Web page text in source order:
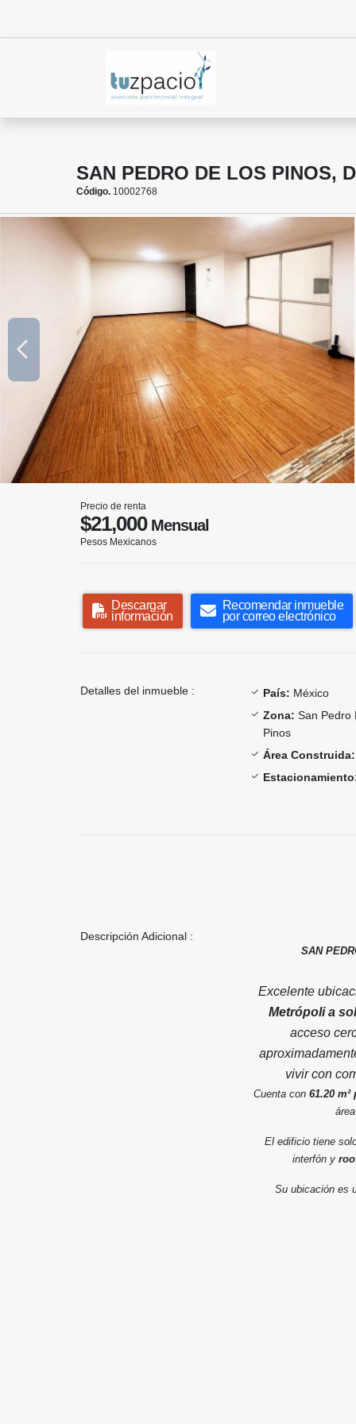
SAN PEDRO DE LOS PINOS,
Código. 10002768
Precio de renta
$21,000Mensual
Pesos Mexicanos
Descargar
información
Recomendar inmueble
por correo electrónico
Detalles del inmueble : País: México
Zona: San Pedro
Pinos
Área Construida:
Descripción Adicional :
SAN
Excelente
Metrópoli a
acceso
vivir con
Cuenta con 61.20
El edificio tiene
interfón y
Su ubicación es